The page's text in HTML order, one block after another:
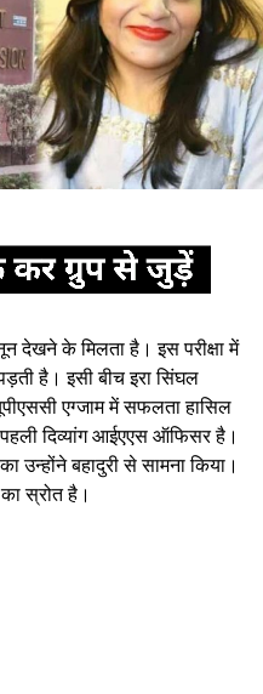
के मिलता है। इस परीक्षा में
है। इसी बीच इरा सिंघल
एग्जाम में सफलता हासिल
दिव्यांग आईएएस ऑफिसर है।
बहादुरी से सामना किया।
स्रोत है।